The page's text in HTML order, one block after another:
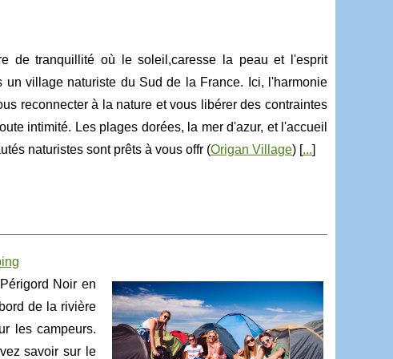
de tranquillité où le soleil,caresse la peau et l'esprit
un village naturiste du Sud de la France. Ici, l'harmonie
reconnecter à la nature et vous libérer des contraintes
intimité. Les plages dorées, la mer d'azur, et l'accueil
naturistes sont prêts à vous offr (Origan Village) [...]
Noir en
de la rivière
les campeurs.
savoir sur le